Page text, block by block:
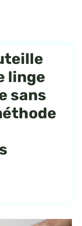
linge
sans